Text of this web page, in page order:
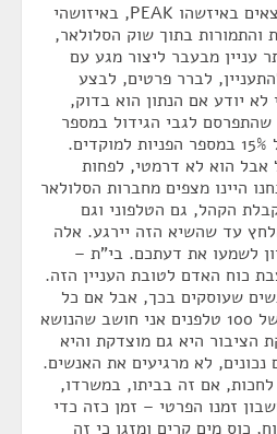
קיבלנו הסברים שאנחנו נמצאים באיזשהו PEAK, באיזושהי
והתמורות בתוך שוק הסלולאר,
עניין מבעבר ליצור מגע עם
לברר פרטים, לבצע
לא יודע אם הנתון הוא בדוק,
שהתפרסם לגבי הגידול במספר
השיחות מדבר על גידול של 15% במספר הפניות למוקדים.
אבל הוא לא דרמטי, לפחות
היינו מצפים מחברות הסלולאר
הקהל, גם הטלפוני וגם
עד שהשיא הזה יירגע. אלה
לשמעו את דעתכם. בי"ת –
כוח האדם לטובת העניין הזה.
שעוסקים בכך, אבל אם כל
חברה תגייס ולו עוד כמות של 100 טלפנים אני חושב שהנושא
הציבור היא גם מוצדקת והיא
לא מרגיעים את האנשים.
אם זה בביתו, במשרדו,
זמנו הפרטי – זמן כזה כדי
כוס מים קרים ומזגן כי זה